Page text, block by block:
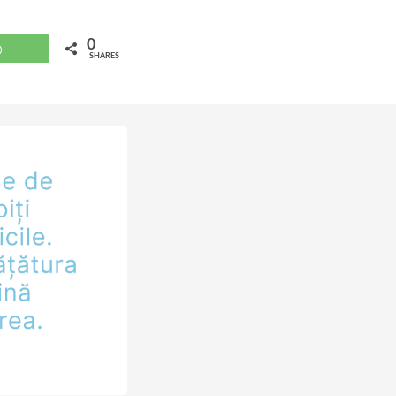
WhatsApp 0
SHARES